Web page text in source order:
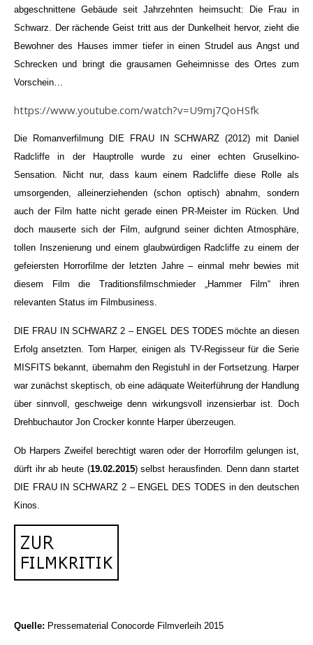
abgeschnittene Gebäude seit Jahrzehnten heimsucht: Die Frau in
Schwarz. Der rächende Geist tritt aus der Dunkelheit hervor, zieht die
Bewohner des Hauses immer tiefer in einen Strudel aus Angst und
Schrecken und bringt die grausamen Geheimnisse des Ortes zum
Vorschein…
https://www.youtube.com/watch?v=U9mj7QoHSfk
Die Romanverfilmung DIE FRAU IN SCHWARZ (2012) mit Daniel
Radcliffe in der Hauptrolle wurde zu einer echten Gruselkino-
Sensation. Nicht nur, dass kaum einem Radcliffe diese Rolle als
umsorgenden, alleinerziehenden (schon optisch) abnahm, sondern
auch der Film hatte nicht gerade einen PR-Meister im Rücken. Und
doch mauserte sich der Film, aufgrund seiner dichten Atmosphäre,
tollen Inszenierung und einem glaubwürdigen Radcliffe zu einem der
gefeiersten Horrorfilme der letzten Jahre – einmal mehr bewies mit
diesem Film die Traditionsfilmschmieder „Hammer Film“ ihren
relevanten Status im Filmbusiness.
DIE FRAU IN SCHWARZ 2 – ENGEL DES TODES möchte an diesen
Erfolg ansetzten. Tom Harper, einigen als TV-Regisseur für die Serie
MISFITS bekannt, übernahm den Registuhl in der Fortsetzung. Harper
war zunächst skeptisch, ob eine adäquate Weiterführung der Handlung
über sinnvoll, geschweige denn wirkungsvoll inzensierbar ist. Doch
Drehbuchautor Jon Crocker konnte Harper überzeugen.
Ob Harpers Zweifel berechtigt waren oder der Horrorfilm gelungen ist,
dürft ihr ab heute (19.02.2015) selbst herausfinden. Denn dann startet
DIE FRAU IN SCHWARZ 2 – ENGEL DES TODES in den deutschen
Kinos.
Quelle: Pressematerial Conocorde Filmverleih 2015